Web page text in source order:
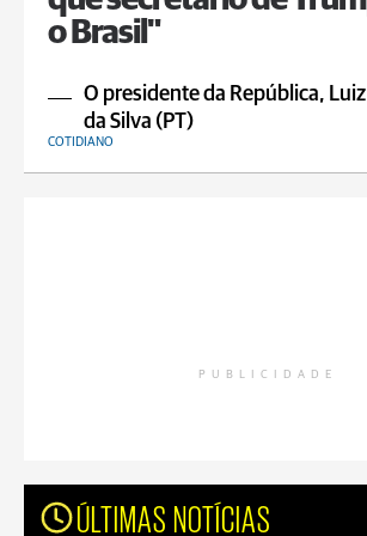
o Brasil"
O presidente da República,
da Silva (PT)
COTIDIANO
PUBLICIDADE
ÚLTIMAS NOTÍCIAS